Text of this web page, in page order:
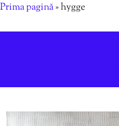
Prima pagină»hygge